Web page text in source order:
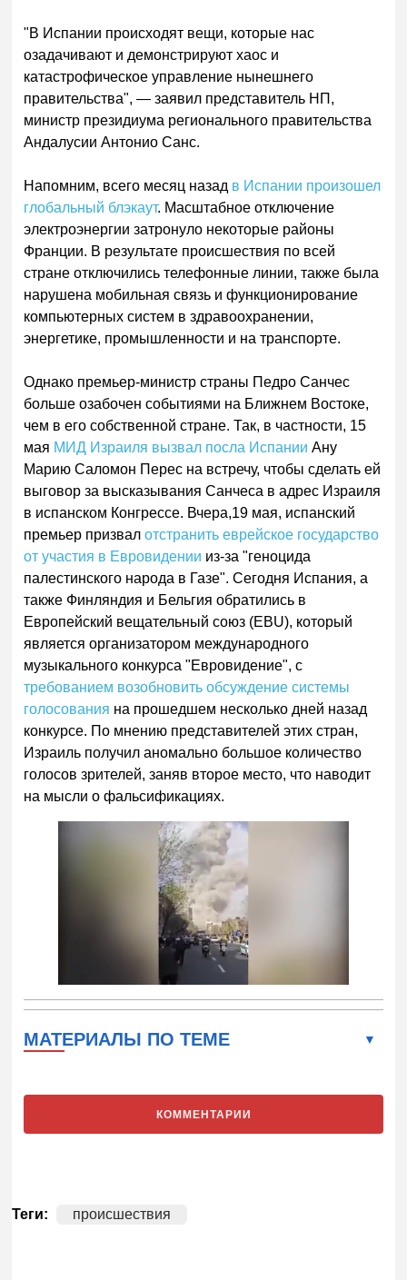
"В Испании происходят вещи, которые нас
озадачивают и демонстрируют хаос и
катастрофическое управление нынешнего
правительства", — заявил представитель НП,
министр президиума регионального правительства
Андалусии Антонио Санс.
Напомним, всего месяц назад в Испании произошел
глобальный блэкаут. Масштабное отключение
электроэнергии затронуло некоторые районы
Франции. В результате происшествия по всей
стране отключились телефонные линии, также была
нарушена мобильная связь и функционирование
компьютерных систем в здравоохранении,
энергетике, промышленности и на транспорте.
Однако премьер-министр страны Педро Санчес
больше озабочен событиями на Ближнем Востоке,
чем в его собственной стране. Так, в частности, 15
мая МИД Израиля вызвал посла Испании Ану
Марию Саломон Перес на встречу, чтобы сделать ей
выговор за высказывания Санчеса в адрес Израиля
в испанском Конгрессе. Вчера,19 мая, испанский
премьер призвалотстранить еврейское государство
от участия в Евровидении из-за "геноцида
палестинского народа в Газе". Сегодня Испания, а
также Финляндия и Бельгия обратились в
Европейский вещательный союз (EBU), который
является организатором международного
музыкального конкурса "Евровидение", с
требованием возобновить обсуждение системы
голосования на прошедшем несколько дней назад
конкурсе. По мнению представителей этих стран,
Израиль получил аномально большое количество
голосов зрителей, заняв второе место, что наводит
на мысли о фальсификациях.
МАТЕРИАЛЫ ПО ТЕМЕ
КОММЕНТАРИИ
Теги: происшествия